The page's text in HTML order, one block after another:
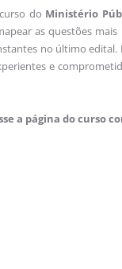
do Ministério
as questões
no último
e
a página do curso